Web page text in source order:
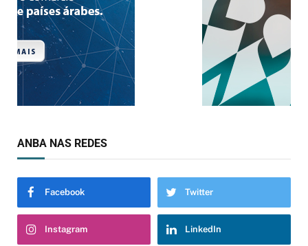
ANBA NAS REDES
Facebook Twitter
Instagram LinkedIn